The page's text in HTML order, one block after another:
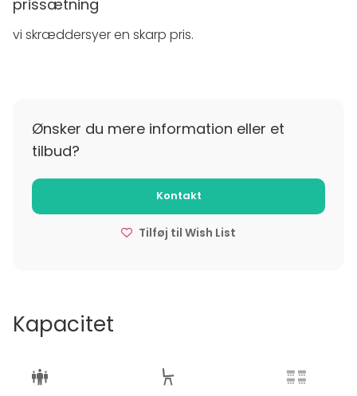
arrangement!
prissætning
vi skræddersyer en skarp pris.
Ønsker du mere information eller et
tilbud?
Kontakt
Tilføj til Wish List
Kapacitet